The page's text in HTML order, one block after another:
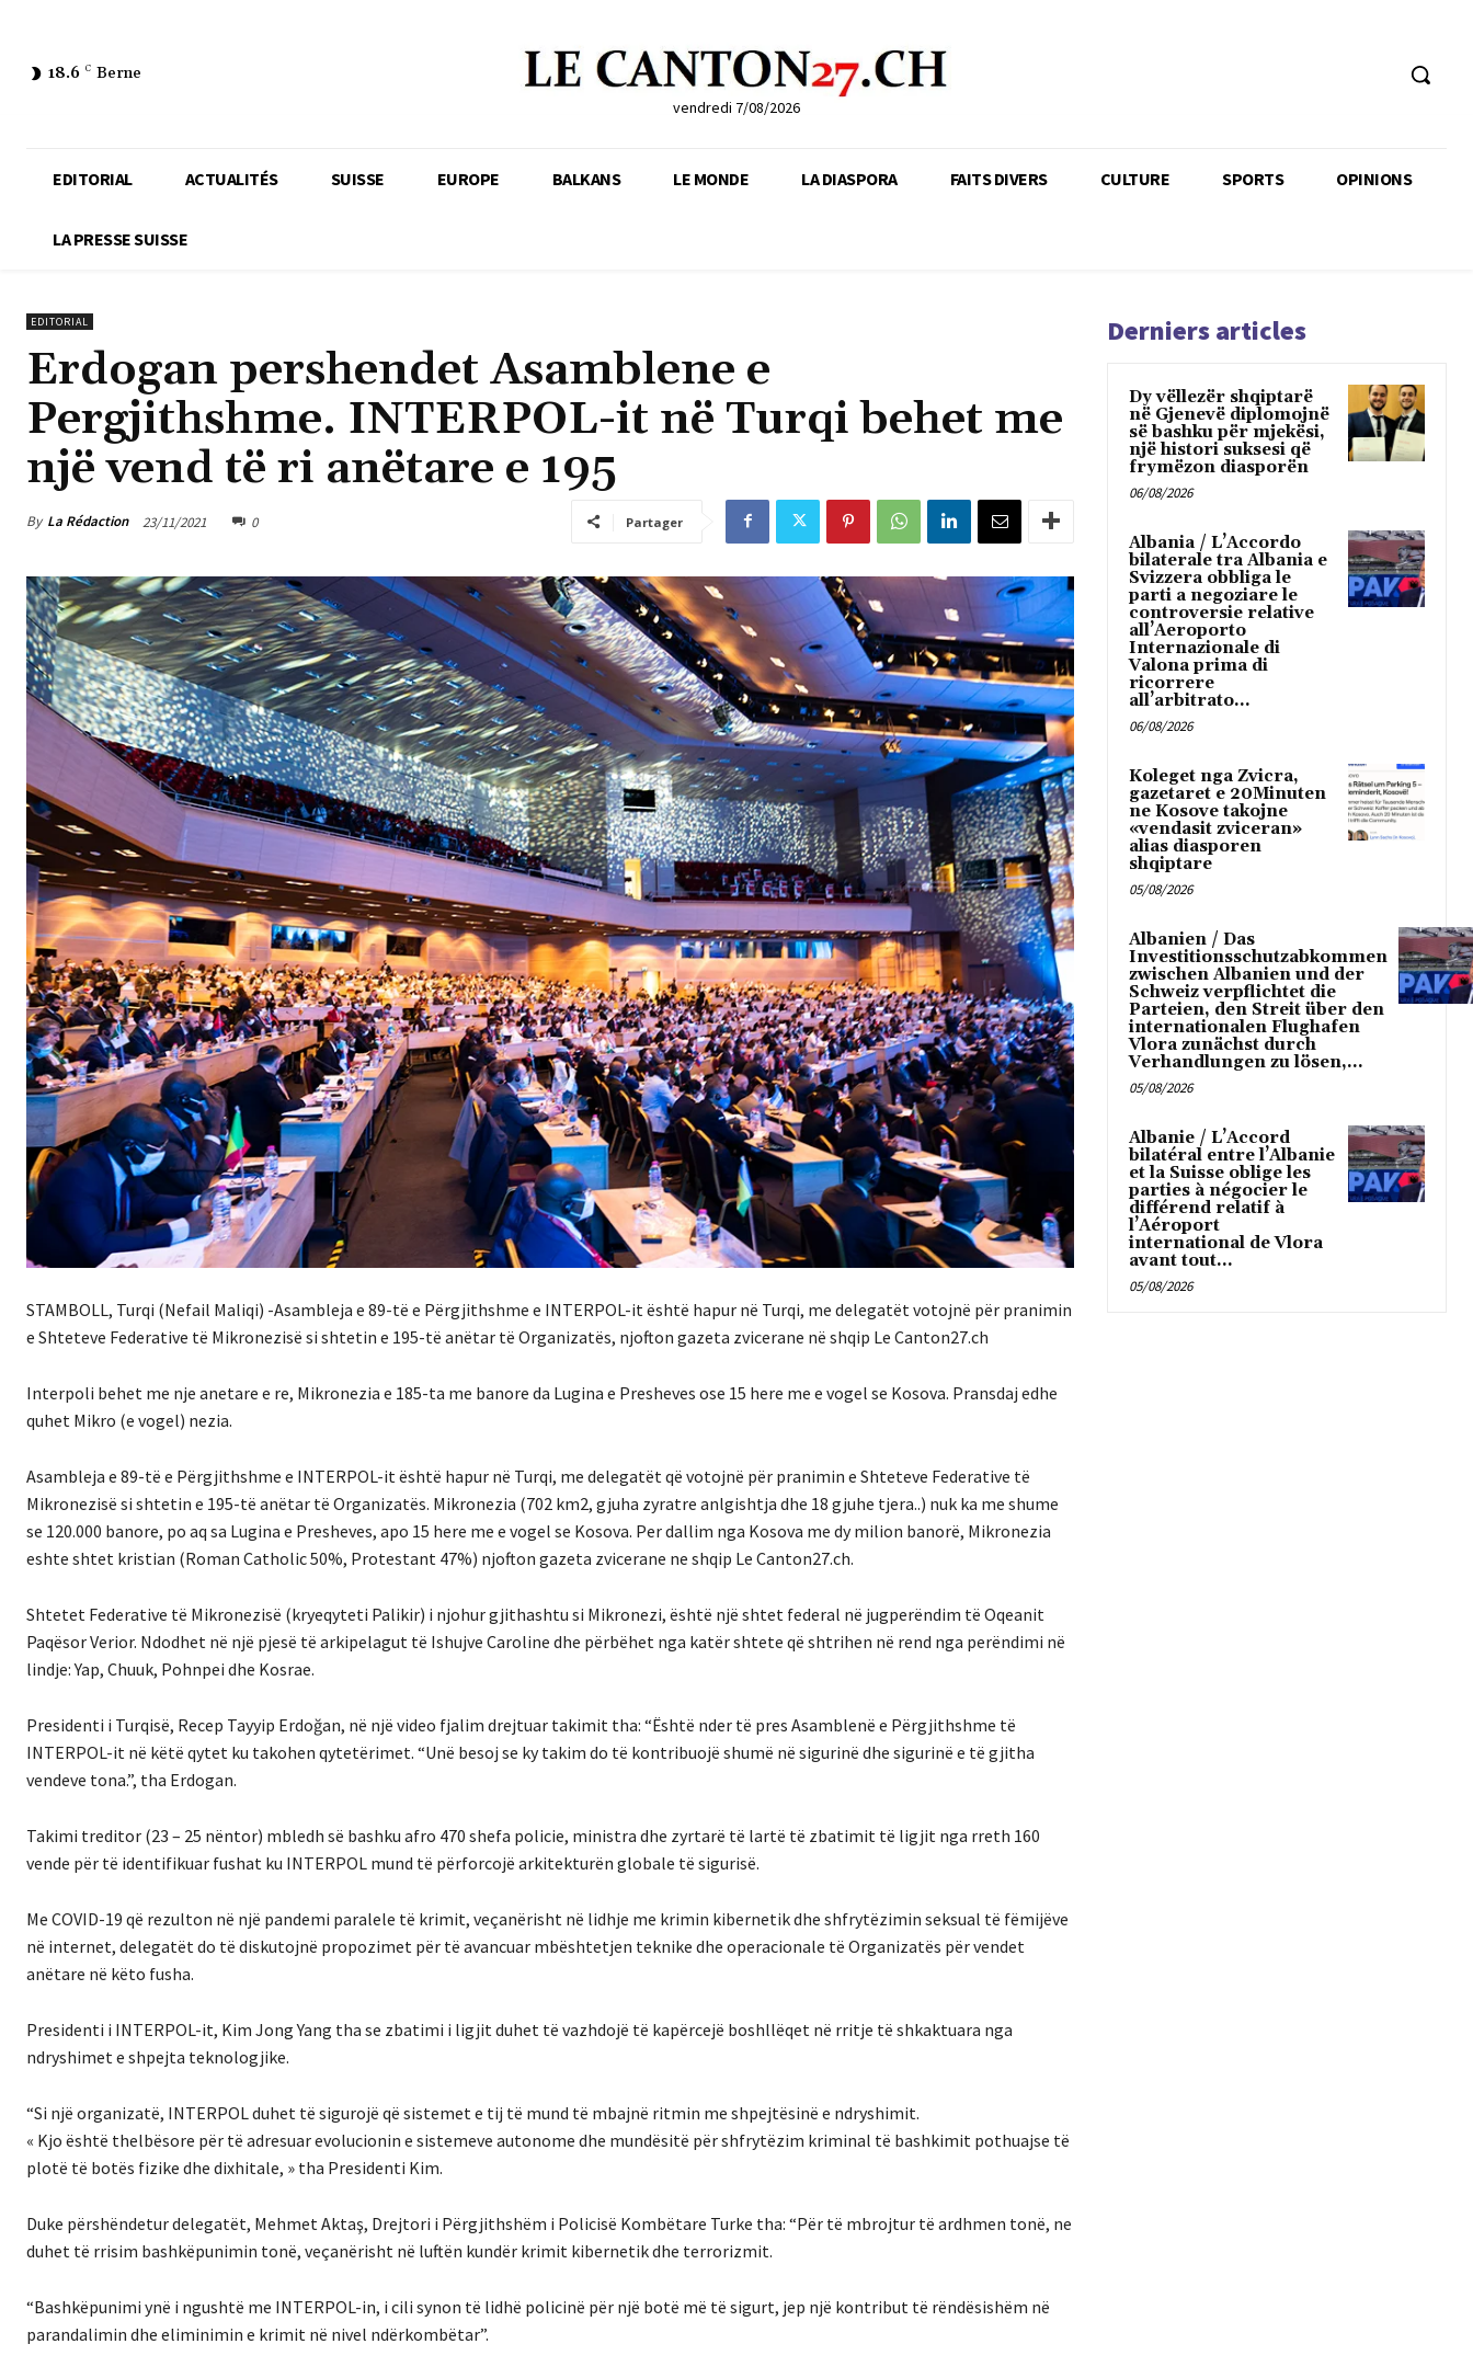
18.6 C Berne
vendredi 7/08/2026
EDITORIAL ACTUALITÉS SUISSE EUROPE BALKANS LE MONDE LA DIASPORA FAITS DIVERS CULTURE SPORTS OPINIONS
LA PRESSE SUISSE
EDITORIAL
Erdogan pershendet Asamblene e
Pergjithshme. INTERPOL-it në Turqi behet me
një vend të ri anëtare e 195
By La Rédaction 23/11/2021 0 Partager
STAMBOLL, Turqi (Nefail Maliqi) -Asambleja e 89-të e Përgjithshme e INTERPOL-it është hapur në Turqi, me delegatët votojnë për pranimin
e Shteteve Federative të Mikronezisë si shtetin e 195-të anëtar të Organizatës, njofton gazeta zvicerane në shqip Le Canton27.ch
Interpoli behet me nje anetare e re, Mikronezia e 185-ta me banore da Lugina e Presheves ose 15 here me e vogel se Kosova. Pransdaj edhe
quhet Mikro (e vogel) nezia.
Asambleja e 89-të e Përgjithshme e INTERPOL-it është hapur në Turqi, me delegatët që votojnë për pranimin e Shteteve Federative të
Mikronezisë si shtetin e 195-të anëtar të Organizatës. Mikronezia (702 km2, gjuha zyratre anlgishtja dhe 18 gjuhe tjera..) nuk ka me shume
se 120.000 banore, po aq sa Lugina e Presheves, apo 15 here me e vogel se Kosova. Per dallim nga Kosova me dy milion banorë, Mikronezia
eshte shtet kristian (Roman Catholic 50%, Protestant 47%) njofton gazeta zvicerane ne shqip Le Canton27.ch.
Shtetet Federative të Mikronezisë (kryeqyteti Palikir) i njohur gjithashtu si Mikronezi, është një shtet federal në jugperëndim të Oqeanit
Paqësor Verior. Ndodhet në një pjesë të arkipelagut të Ishujve Caroline dhe përbëhet nga katër shtete që shtrihen në rend nga perëndimi në
lindje: Yap, Chuuk, Pohnpei dhe Kosrae.
Presidenti i Turqisë, Recep Tayyip Erdoğan, në një video fjalim drejtuar takimit tha: “Është nder të pres Asamblenë e Përgjithshme të
INTERPOL-it në këtë qytet ku takohen qytetërimet. “Unë besoj se ky takim do të kontribuojë shumë në sigurinë dhe sigurinë e të gjitha
vendeve tona.”, tha Erdogan.
Takimi treditor (23 – 25 nëntor) mbledh së bashku afro 470 shefa policie, ministra dhe zyrtarë të lartë të zbatimit të ligjit nga rreth 160
vende për të identifikuar fushat ku INTERPOL mund të përforcojë arkitekturën globale të sigurisë.
Me COVID-19 që rezulton në një pandemi paralele të krimit, veçanërisht në lidhje me krimin kibernetik dhe shfrytëzimin seksual të fëmijëve
në internet, delegatët do të diskutojnë propozimet për të avancuar mbështetjen teknike dhe operacionale të Organizatës për vendet
anëtare në këto fusha.
Presidenti i INTERPOL-it, Kim Jong Yang tha se zbatimi i ligjit duhet të vazhdojë të kapërcejë boshllëqet në rritje të shkaktuara nga
ndryshimet e shpejta teknologjike.
“Si një organizatë, INTERPOL duhet të sigurojë që sistemet e tij të mund të mbajnë ritmin me shpejtësinë e ndryshimit.
« Kjo është thelbësore për të adresuar evolucionin e sistemeve autonome dhe mundësitë për shfrytëzim kriminal të bashkimit pothuajse të
plotë të botës fizike dhe dixhitale, » tha Presidenti Kim.
Duke përshëndetur delegatët, Mehmet Aktaş, Drejtori i Përgjithshëm i Policisë Kombëtare Turke tha: “Për të mbrojtur të ardhmen tonë, ne
duhet të rrisim bashkëpunimin tonë, veçanërisht në luftën kundër krimit kibernetik dhe terrorizmit.
“Bashkëpunimi ynë i ngushtë me INTERPOL-in, i cili synon të lidhë policinë për një botë më të sigurt, jep një kontribut të rëndësishëm në
parandalimin dhe eliminimin e krimit në nivel ndërkombëtar”.
Derniers articles
Dy vëllezër shqiptarë
në Gjenevë diplomojnë
së bashku për mjekësi,
një histori suksesi që
frymëzon diasporën
06/08/2026
Albania / L’Accordo
bilaterale tra Albania e
Svizzera obbliga le
parti a negoziare le
controversie relative
all’Aeroporto
Internazionale di
Valona prima di
ricorrere
all’arbitrato...
06/08/2026
Koleget nga Zvicra,
gazetaret e 20Minuten
ne Kosove takojne
«vendasit zviceran»
alias diasporen
shqiptare
05/08/2026
Albanien / Das
Investitionsschutzabkommen
zwischen Albanien und der
Schweiz verpflichtet die
Parteien, den Streit über den
internationalen Flughafen
Vlora zunächst durch
Verhandlungen zu lösen,...
05/08/2026
Albanie / L’Accord
bilatéral entre l’Albanie
et la Suisse oblige les
parties à négocier le
différend relatif à
l’Aéroport
international de Vlora
avant tout...
05/08/2026